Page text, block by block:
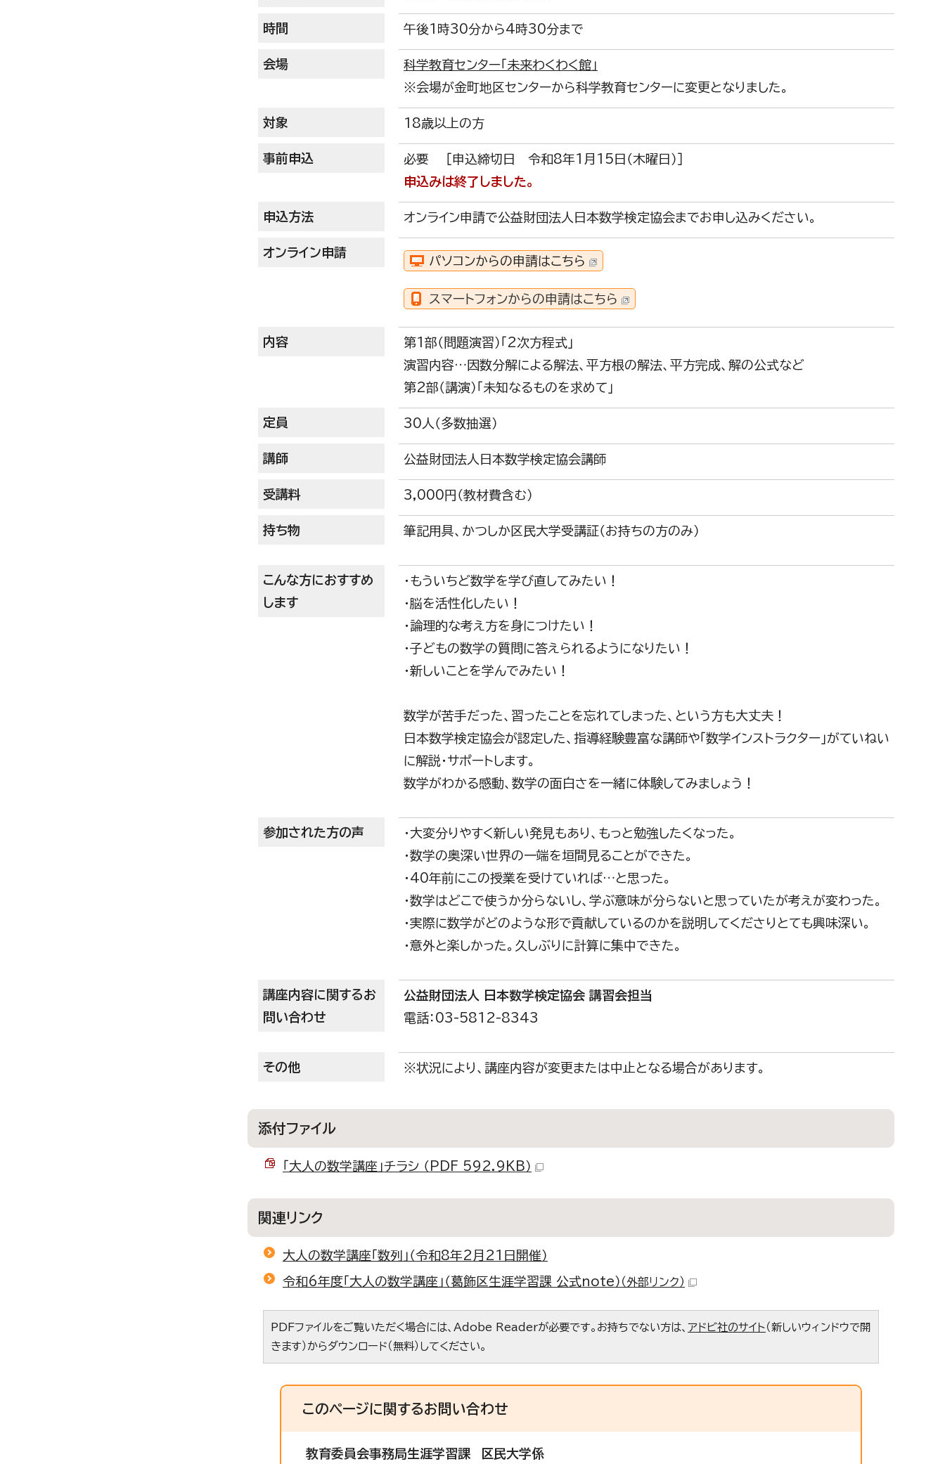
時間 午後1時30分から4時30分まで
会場
科学教育センター「未来わくわく館」
※会場が金町地区センターから科学教育センターに変更となりました。
対象 18歳以上の方
事前申込
必要 ［申込締切日 令和8年1月15日（木曜日）］
申込みは終了しました。
申込方法 オンライン申請で公益財団法人日本数学検定協会までお申し込みください。
オンライン申請
パソコンからの申請はこちら
スマートフォンからの申請はこちら
内容
第1部（問題演習）「2次方程式」
演習内容…因数分解による解法、平方根の解法、平方完成、解の公式など
第2部（講演）「未知なるものを求めて」
定員 30人（多数抽選）
講師 公益財団法人日本数学検定協会講師
受講料 3,000円（教材費含む）
持ち物 筆記用具、かつしか区民大学受講証（お持ちの方のみ）
こんな方におすすめ
します
・もういちど数学を学び直してみたい！
・脳を活性化したい！
・論理的な考え方を身につけたい！
・子どもの数学の質問に答えられるようになりたい！
・新しいことを学んでみたい！
数学が苦手だった、習ったことを忘れてしまった、という方も大丈夫！
日本数学検定協会が認定した、指導経験豊富な講師や「数学インストラクター」がていねい
に解説・サポートします。
数学がわかる感動、数学の面白さを一緒に体験してみましょう！
参加された方の声
・大変分りやすく新しい発見もあり、もっと勉強したくなった。
・数学の奥深い世界の一端を垣間見ることができた。
・40年前にこの授業を受けていれば…と思った。
・数学はどこで使うか分らないし、学ぶ意味が分らないと思っていたが考えが変わった。
・実際に数学がどのような形で貢献しているのかを説明してくださりとても興味深い。
・意外と楽しかった。久しぶりに計算に集中できた。
講座内容に関するお
問い合わせ
公益財団法人 日本数学検定協会 講習会担当
電話：03-5812-8343
その他 ※状況により、講座内容が変更または中止となる場合があります。
添付ファイル
「大人の数学講座」チラシ （PDF 592.9KB）
関連リンク
大人の数学講座「数列」（令和8年2月21日開催）
令和6年度「大人の数学講座」（葛飾区生涯学習課 公式note） （外部リンク）
PDFファイルをご覧いただく場合には、Adobe Readerが必要です。お持ちでない方は、 アドビ社のサイト（新しいウィンドウで開
きます）からダウンロード（無料）してください。
このページに関するお問い合わせ
教育委員会事務局生涯学習課 区民大学係